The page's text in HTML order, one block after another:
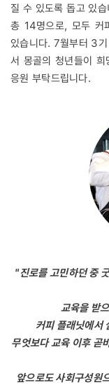
질 수 있도록 돕고 있
총 14명으로, 모두 커
있습니다. 7월부터 3
서 몽골의 청년들이
응원 부탁드립니다.
"진로를 고민하던 중
교육을 받
커피 플래닛에서
무엇보다 교육 이후 곧
앞으로도 사회구성원